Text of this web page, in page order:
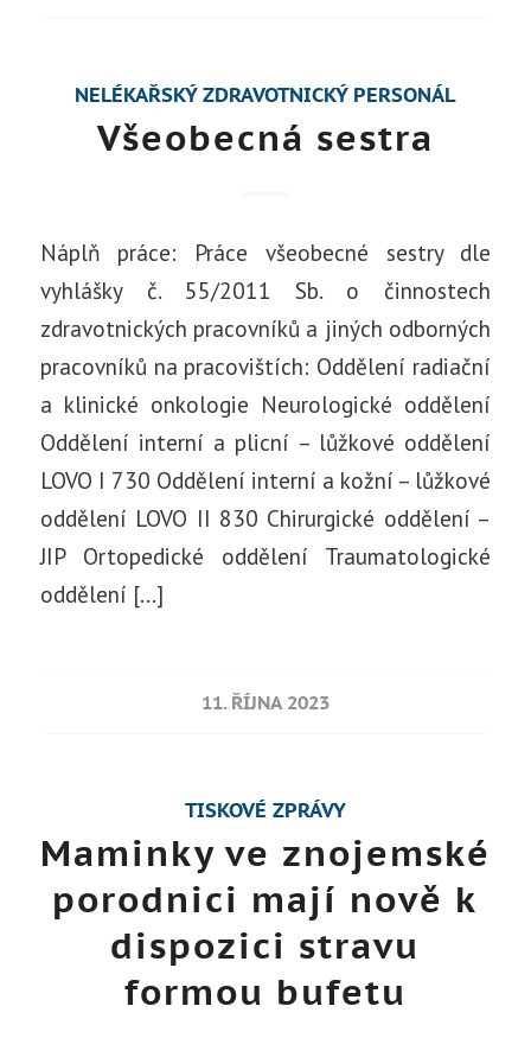
NELÉKAŘSKÝ ZDRAVOTNICKÝ PERSONÁL
Všeobecná sestra
Náplň práce: Práce všeobecné sestry dle
vyhlášky č. 55/2011 Sb. o činnostech
zdravotnických pracovníků a jiných odborných
pracovníků na pracovištích: Oddělení radiační
a klinické onkologie Neurologické oddělení
Oddělení interní a plicní – lůžkové oddělení
LOVO I 730 Oddělení interní a kožní – lůžkové
oddělení LOVO II 830 Chirurgické oddělení –
JIP Ortopedické oddělení Traumatologické
oddělení […]
11. ŘÍJNA 2023
TISKOVÉ ZPRÁVY
Maminky ve znojemské
porodnici mají nově k
dispozici stravu
formou bufetu